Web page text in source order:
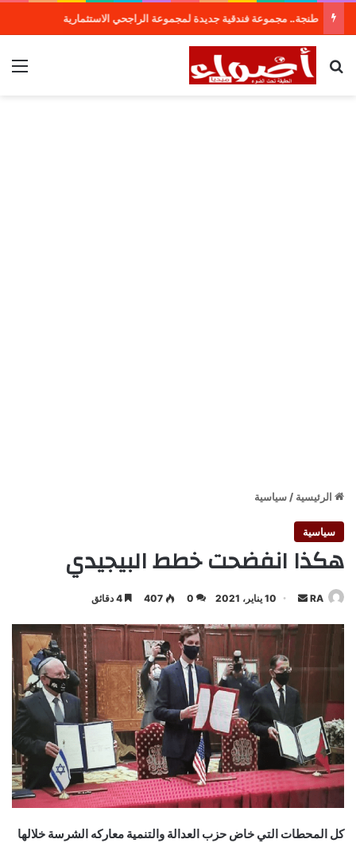
طنجة.. مجموعة فندقية جديدة لمجموعة الراجحي الاستثمارية
بحث عن
الرئيسية / سياسية
سياسية
هكذا انفضحت خطط البيجيدي
RA
أرسل
إلكترونيا
10 يناير، 2021 0
407
كل المحطات التي خاض حزب العدالة والتنمية معاركه الشرسة خلالها